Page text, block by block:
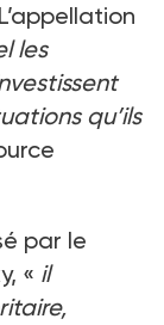
les
qu’ils
par le
« il